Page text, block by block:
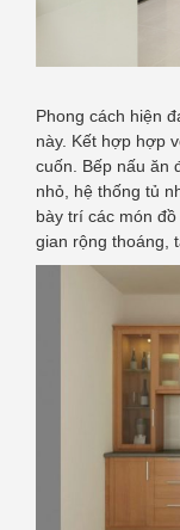
Phong cách hiện
này. Kết hợp hợp
cuốn. Bếp nấu ăn
nhỏ, hệ thống tủ
bày trí các món
gian rộng thoáng,